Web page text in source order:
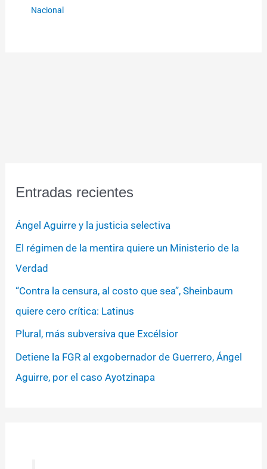
Nacional
Entradas recientes
Ángel Aguirre y la justicia selectiva
El régimen de la mentira quiere un Ministerio de la
Verdad
“Contra la censura, al costo que sea”, Sheinbaum
quiere cero crítica: Latinus
Plural, más subversiva que Excélsior
Detiene la FGR al exgobernador de Guerrero, Ángel
Aguirre, por el caso Ayotzinapa